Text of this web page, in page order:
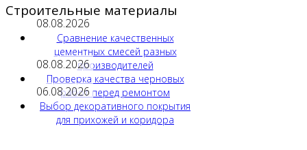
Строительные материалы
08.08.2026
Сравнение качественных
цементных смесей разных
производителей
08.08.2026
Проверка качества черновых
работ перед ремонтом
06.08.2026
Выбор декоративного покрытия
для прихожей и коридора